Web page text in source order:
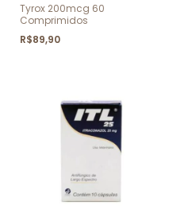
Tyrox 200mcg 60
Comprimidos
R$89,90